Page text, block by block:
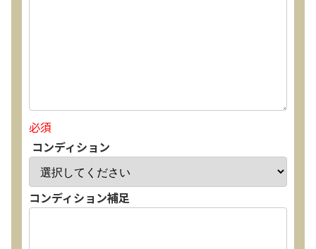
必須
コンディション
コンディション補足